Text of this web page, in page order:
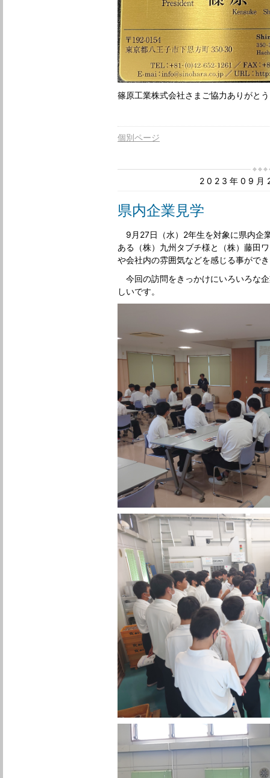
篠原工業株式会社さまご協力ありがと
個別ページ
2023年09月
県内企業見学
9月27日（水）2年生を対象に県内企
ある（株）九州タブチ様と（株）藤田
や会社内の雰囲気などを感じる事がで
今回の訪問をきっかけにいろいろな
しいです。